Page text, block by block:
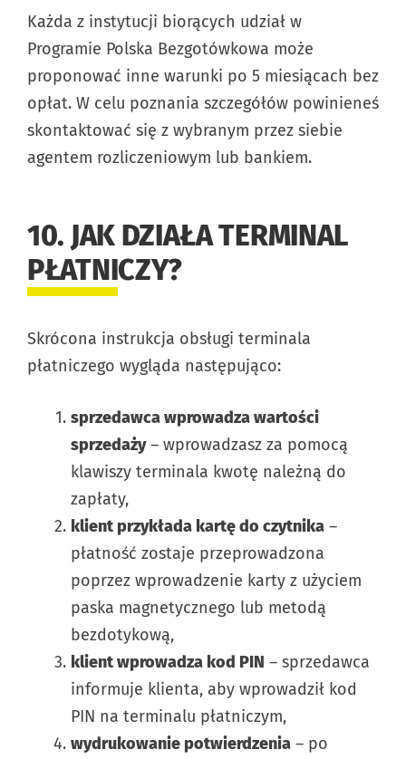
Każda z instytucji biorących udział w
Programie Polska Bezgotówkowa może
proponować inne warunki po 5 miesiącach bez
opłat. W celu poznania szczegółów powinieneś
skontaktować się z wybranym przez siebie
agentem rozliczeniowym lub bankiem.
10. JAK DZIAŁA TERMINAL
PŁATNICZY?
Skrócona instrukcja obsługi terminala
płatniczego wygląda następująco:
sprzedawca wprowadza wartości
sprzedaży– wprowadzasz za pomocą
klawiszy terminala kwotę należną do
zapłaty,
klient przykłada kartę do czytnika –
płatność zostaje przeprowadzona
poprzez wprowadzenie karty z użyciem
paska magnetycznego lub metodą
bezdotykową,
klient wprowadza kod PIN – sprzedawca
informuje klienta, aby wprowadził kod
PIN na terminalu płatniczym,
wydrukowanie potwierdzenia – po